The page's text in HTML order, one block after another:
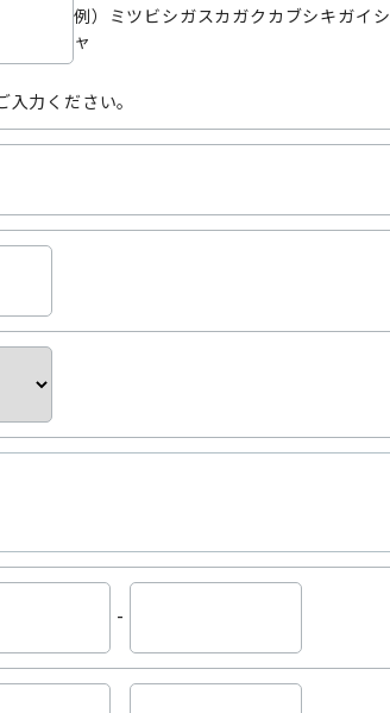
例）ミツビシガスカガクカブシキガイシ
ャ
力ください。
-